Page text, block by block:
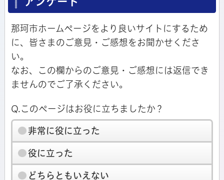
那珂市ホームページをより良いサイトにするため
に、皆さまのご意見・ご感想をお聞かせくださ
い。
なお、この欄からのご意見・ご感想には返信でき
ませんのでご了承ください。
Q.このページはお役に立ちましたか？
非常に役に立った
役に立った
どちらともいえない